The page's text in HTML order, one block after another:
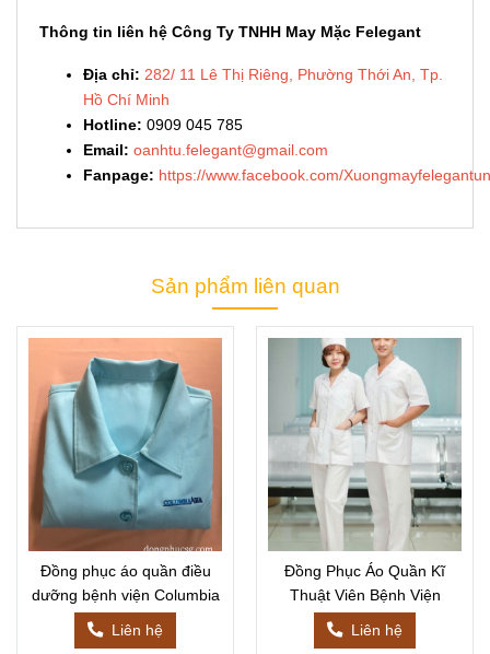
Thông tin liên hệ Công Ty TNHH May Mặc Felegant
Địa chỉ: 282/ 11 Lê Thị Riêng, Phường Thới An, Tp.
Hồ Chí Minh
Hotline: 0909 045 785
Email: oanhtu.felegant@gmail.com
Fanpage: https://www.facebook.com/
Sản phẩm liên quan
Đồng phục áo quần điều
dưỡng bệnh viện Columbia
Liên hệ
Đồng Phục Áo Quần Kĩ
Thuật Viên Bệnh Viện
Liên hệ